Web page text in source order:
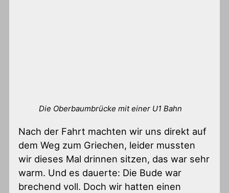
Die Oberbaumbrücke mit einer U1 Bahn
Nach der Fahrt machten wir uns direkt auf
dem Weg zum Griechen, leider mussten
wir dieses Mal drinnen sitzen, das war sehr
warm. Und es dauerte: Die Bude war
brechend voll. Doch wir hatten einen